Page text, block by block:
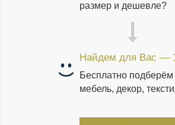
размер и дешевле?
Найдем для Вас —
Бесплатно
мебель, декор,